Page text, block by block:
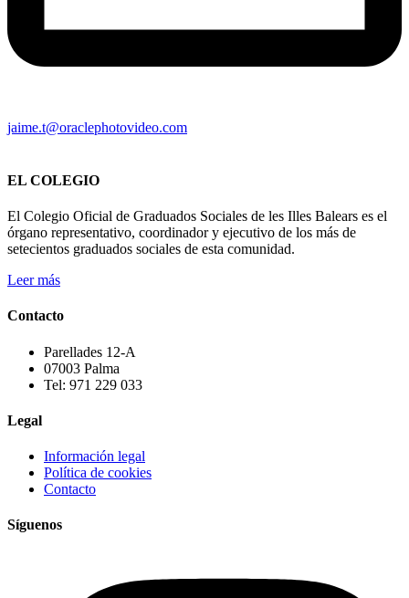
jaime.t@oraclephotovideo.com
EL COLEGIO
El Colegio Oficial de Graduados Sociales de les Illes Balears es el
órgano representativo, coordinador y ejecutivo de los más de
setecientos graduados sociales de esta comunidad.
Leer más
Contacto
Parellades 12-A
07003 Palma
Tel: 971 229 033
Legal
Información legal
Política de cookies
Contacto
Síguenos